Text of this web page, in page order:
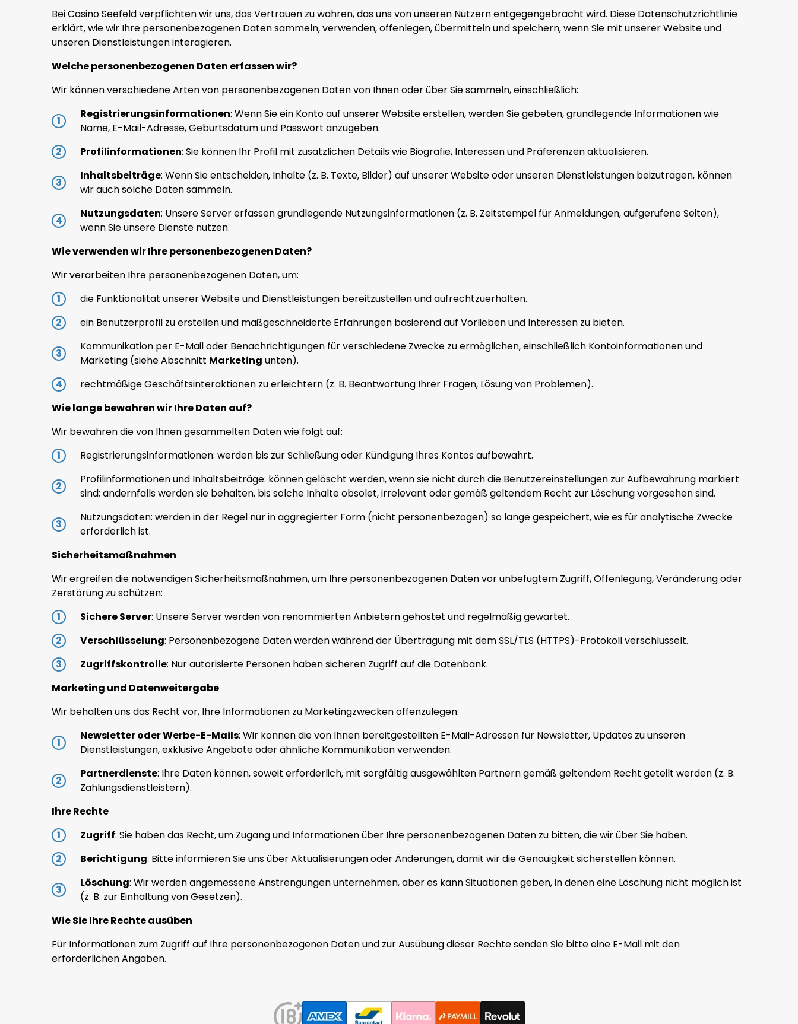
Bei Casino Seefeld verpflichten wir uns, das Vertrauen zu wahren, das uns von unseren Nutzern entgegengebracht wird. Diese Datenschutzrichtlinie
erklärt, wie wir Ihre personenbezogenen Daten sammeln, verwenden, offenlegen, übermitteln und speichern, wenn Sie mit unserer Website und
unseren Dienstleistungen interagieren.
Welche personenbezogenen Daten erfassen wir?
Wir können verschiedene Arten von personenbezogenen Daten von Ihnen oder über Sie sammeln, einschließlich:
Registrierungsinformationen: Wenn Sie ein Konto auf unserer Website erstellen, werden Sie gebeten, grundlegende Informationen wie
Name, E-Mail-Adresse, Geburtsdatum und Passwort anzugeben.
Profilinformationen: Sie können Ihr Profil mit zusätzlichen Details wie Biografie, Interessen und Präferenzen aktualisieren.
Inhaltsbeiträge: Wenn Sie entscheiden, Inhalte (z. B. Texte, Bilder) auf unserer Website oder unseren Dienstleistungen beizutragen, können
wir auch solche Daten sammeln.
Nutzungsdaten: Unsere Server erfassen grundlegende Nutzungsinformationen (z. B. Zeitstempel für Anmeldungen, aufgerufene Seiten),
wenn Sie unsere Dienste nutzen.
Wie verwenden wir Ihre personenbezogenen Daten?
Wir verarbeiten Ihre personenbezogenen Daten, um:
die Funktionalität unserer Website und Dienstleistungen bereitzustellen und aufrechtzuerhalten.
ein Benutzerprofil zu erstellen und maßgeschneiderte Erfahrungen basierend auf Vorlieben und Interessen zu bieten.
Kommunikation per E-Mail oder Benachrichtigungen für verschiedene Zwecke zu ermöglichen, einschließlich Kontoinformationen und
Marketing (siehe Abschnitt Marketing unten).
rechtmäßige Geschäftsinteraktionen zu erleichtern (z. B. Beantwortung Ihrer Fragen, Lösung von Problemen).
Wie lange bewahren wir Ihre Daten auf?
Wir bewahren die von Ihnen gesammelten Daten wie folgt auf:
Registrierungsinformationen: werden bis zur Schließung oder Kündigung Ihres Kontos aufbewahrt.
Profilinformationen und Inhaltsbeiträge: können gelöscht werden, wenn sie nicht durch die Benutzereinstellungen zur Aufbewahrung markiert
sind; andernfalls werden sie behalten, bis solche Inhalte obsolet, irrelevant oder gemäß geltendem Recht zur Löschung vorgesehen sind.
Nutzungsdaten: werden in der Regel nur in aggregierter Form (nicht personenbezogen) so lange gespeichert, wie es für analytische Zwecke
erforderlich ist.
Sicherheitsmaßnahmen
Wir ergreifen die notwendigen Sicherheitsmaßnahmen, um Ihre personenbezogenen Daten vor unbefugtem Zugriff, Offenlegung, Veränderung oder
Zerstörung zu schützen:
Sichere Server: Unsere Server werden von renommierten Anbietern gehostet und regelmäßig gewartet.
Verschlüsselung: Personenbezogene Daten werden während der Übertragung mit dem SSL/TLS (HTTPS)-Protokoll verschlüsselt.
Zugriffskontrolle: Nur autorisierte Personen haben sicheren Zugriff auf die Datenbank.
Marketing und Datenweitergabe
Wir behalten uns das Recht vor, Ihre Informationen zu Marketingzwecken offenzulegen:
Newsletter oder Werbe-E-Mails: Wir können die von Ihnen bereitgestellten E-Mail-Adressen für Newsletter, Updates zu unseren
Dienstleistungen, exklusive Angebote oder ähnliche Kommunikation verwenden.
Partnerdienste: Ihre Daten können, soweit erforderlich, mit sorgfältig ausgewählten Partnern gemäß geltendem Recht geteilt werden (z. B.
Zahlungsdienstleistern).
Ihre Rechte
Zugriff: Sie haben das Recht, um Zugang und Informationen über Ihre personenbezogenen Daten zu bitten, die wir über Sie haben.
Berichtigung: Bitte informieren Sie uns über Aktualisierungen oder Änderungen, damit wir die Genauigkeit sicherstellen können.
Löschung: Wir werden angemessene Anstrengungen unternehmen, aber es kann Situationen geben, in denen eine Löschung nicht möglich ist
(z. B. zur Einhaltung von Gesetzen).
Wie Sie Ihre Rechte ausüben
Für Informationen zum Zugriff auf Ihre personenbezogenen Daten und zur Ausübung dieser Rechte senden Sie bitte eine E-Mail mit den
erforderlichen Angaben.